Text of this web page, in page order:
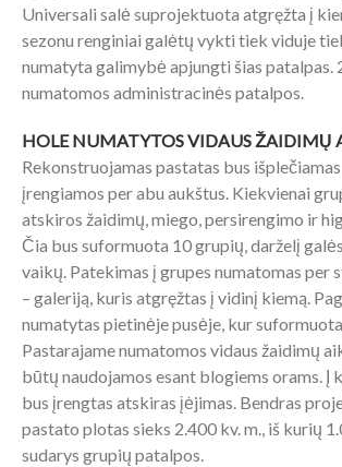
Universali salė suprojektuota atgręžta į
sezonu renginiai galėtų vykti tiek viduje
numatyta galimybė apjungti šias patalpas.
numatomos administracinės patalpos.
HOLE NUMATYTOS VIDAUS ŽAIDIMŲ
Rekonstruojamas pastatas bus
įrengiamos per abu aukštus. Kiekvienai
atskiros žaidimų, miego, persirengimo ir
Čia bus suformuota 10 grupių, darželį
vaikų. Patekimas į grupes numatomas
– galeriją, kuris atgręžtas į vidinį kiemą.
numatytas pietinėje pusėje, kur
Pastarajame numatomos vidaus žaidimų
būtų naudojamos esant blogiems orams. Į
bus įrengtas atskiras įėjimas. Bendras
pastato plotas sieks 2.400 kv. m., iš kurių
sudarys grupių patalpos.